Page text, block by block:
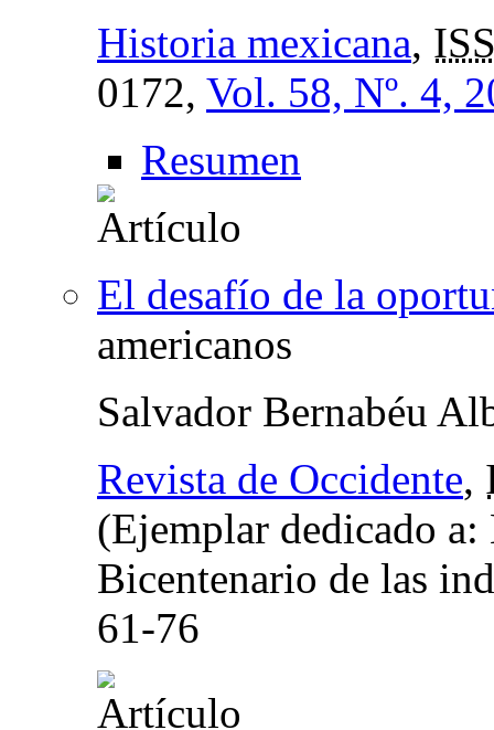
Historia mexicana,
0172, Vol. 58, Nº. 4,
Resumen
El desafío de la
americanos
Salvador Bernabéu
Revista de Occidente,
(Ejemplar dedicado
Bicentenario de las
61-76